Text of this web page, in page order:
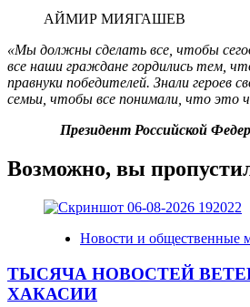
АЙМИР МИЯГАШЕВ
«Мы должны сделать все, чтобы
все наши граждане гордились тем,
правнуки победителей. Знали героев
семьи, чтобы все понимали, что это
Президент Российской
Возможно, вы
Новости и общественные
ТЫСЯЧА НОВОСТЕЙ
ХАКАСИИ